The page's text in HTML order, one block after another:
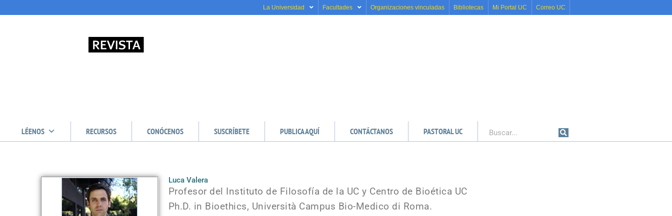
La Universidad Facultades Organizaciones vinculadas Bibliotecas Mi Portal UC Correo UC
LÉENOS RECURSOS CONÓCENOS SUSCRÍBETE PUBLICA AQUÍ CONTÁCTANOS PASTORAL UC Buscar
Luca Valera
Profesor del Instituto de Filosofía de la UC y Centro de Bioética UC
Ph.D. in Bioethics, Università Campus Bio-Medico di Roma.